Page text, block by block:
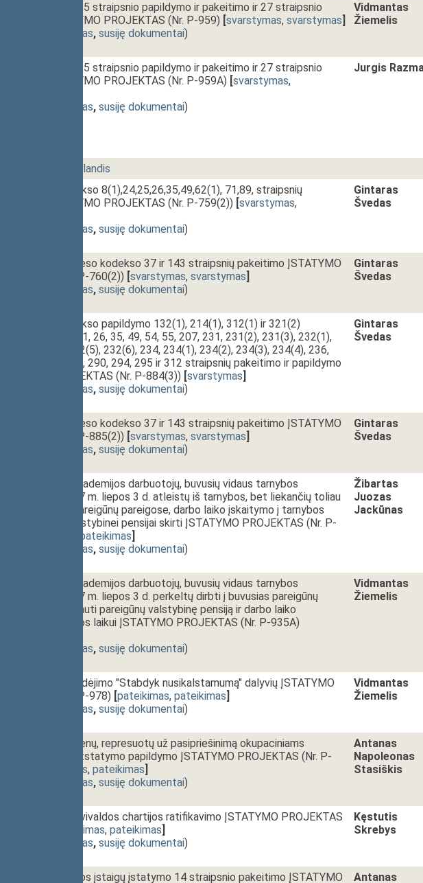
Policijos įstatymo 5 straipsnio papildymo ir pakeitimo ir 27 straipsnio
papildymo ĮSTATYMO PROJEKTAS (Nr. P-959) [svarstymas, svarstymas]
dokumento tekstas, susiję dokumentai)
Vidmantas
Žiemelis
Policijos įstatymo 5 straipsnio papildymo ir pakeitimo ir 27 straipsnio
papildymo ĮSTATYMO PROJEKTAS (Nr. P-959A) [svarstymas,
dokumento tekstas, susiję dokumentai)
Jurgis
Vyriausybės pusvalandis
Baudžiamojo kodekso 8(1),24,25,26,35,49,62(1), 71,89, straipsnių
papildymo ĮSTATYMO PROJEKTAS (Nr. P-759(2)) [svarstymas,
dokumento tekstas, susiję dokumentai)
Gintaras
Švedas
Baudžiamojo proceso kodekso 37 ir 143 straipsnių pakeitimo ĮSTATYMO
PROJEKTAS (Nr. P-760(2)) [svarstymas, svarstymas]
dokumento tekstas, susiję dokumentai)
Gintaras
Švedas
Baudžiamojo kodekso papildymo 132(1), 214(1), 312(1) ir 321(2)
straipsniais ir 81, 11, 26, 35, 49, 54, 55, 207, 231, 231(2), 231(3), 232(1),
232(2), 232(4), 232(5), 232(6), 234, 234(1), 234(2), 234(3), 234(4), 236,
285, 287, 288, 289, 290, 294, 295 ir 312 straipsnių pakeitimo ir papildymo
ĮSTATYMO PROJEKTAS (Nr. P-884(3)) [svarstymas]
dokumento tekstas, susiję dokumentai)
Gintaras
Švedas
Baudžiamojo proceso kodekso 37 ir 143 straipsnių pakeitimo ĮSTATYMO
PROJEKTAS (Nr. P-885(2)) [svarstymas, svarstymas]
dokumento tekstas, susiję dokumentai)
Gintaras
Švedas
Lietuvos teisės akademijos darbuotojų, buvusių vidaus tarnybos
pareigūnų, po 1997 m. liepos 3 d. atleistų iš tarnybos, bet liekančių toliau
dirbti buvusiose pareigūnų pareigose, darbo laiko įskaitymo į tarnybos
laiką pareigūnų valstybinei pensijai skirti ĮSTATYMO PROJEKTAS (Nr. P-
pateikimas]
dokumento tekstas, susiję dokumentai)
Žibartas
Juozas
Jackūnas
Lietuvos teisės akademijos darbuotojų, buvusių vidaus tarnybos
pareigūnų, po 1997 m. liepos 3 d. perkeltų dirbti į buvusias pareigūnų
pareigas, teisės gauti pareigūnų valstybinę pensiją ir darbo laiko
prilyginimo tarnybos laikui ĮSTATYMO PROJEKTAS (Nr. P-935A)
dokumento tekstas, susiję dokumentai)
Vidmantas
Žiemelis
Policijos rėmėjų-judėjimo "Stabdyk nusikalstamumą" dalyvių ĮSTATYMO
PROJEKTAS (Nr. P-978) [pateikimas, pateikimas]
dokumento tekstas, susiję dokumentai)
Vidmantas
Žiemelis
Įstatymo dėl asmenų, represuotų už pasipriešinimą okupaciniams
režimams, teisių atstatymo papildymo ĮSTATYMO PROJEKTAS (Nr. P-
pateikimas, pateikimas]
dokumento tekstas, susiję dokumentai)
Antanas
Napoleonas
Stasiškis
Europos vietos savivaldos chartijos ratifikavimo ĮSTATYMO PROJEKTAS
pateikimas, pateikimas]
dokumento tekstas, susiję dokumentai)
Kęstutis
Skrebys
Sveikatos priežiūros įstaigų įstatymo 14 straipsnio pakeitimo ĮSTATYMO Antanas